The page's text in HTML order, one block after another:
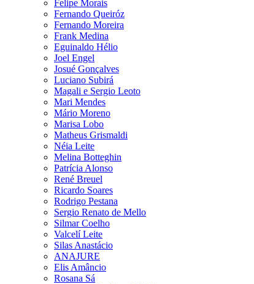
Felipe Morais
Fernando Queiróz
Fernando Moreira
Frank Medina
Eguinaldo Hélio
Joel Engel
Josué Gonçalves
Luciano Subirá
Magali e Sergio Leoto
Mari Mendes
Mário Moreno
Marisa Lobo
Matheus Grismaldi
Néia Leite
Melina Botteghin
Patrícia Alonso
René Breuel
Ricardo Soares
Rodrigo Pestana
Sergio Renato de Mello
Silmar Coelho
Valcelí Leite
Silas Anastácio
ANAJURE
Elis Amâncio
Rosana Sá